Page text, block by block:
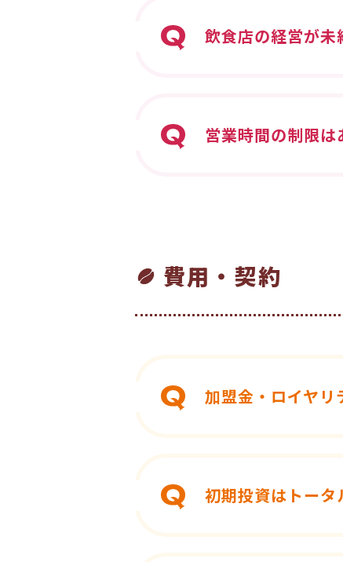
飲食店の経営が未
営業時間の制限は
費用・契約
加盟金・ロイヤリ
初期投資はトータ